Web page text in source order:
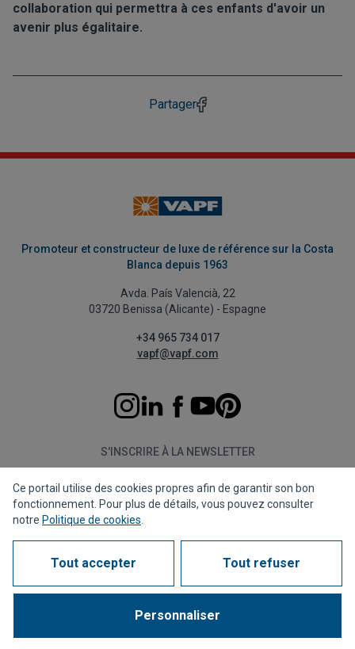
collaboration qui permettra à ces enfants d'avoir un
avenir plus égalitaire.
Partager
Promoteur et constructeur de luxe de référence sur la Costa
Blanca depuis 1963
Avda. País Valencià, 22
03720 Benissa (Alicante) - Espagne
+34 965 734 017
vapf@vapf.com
S'INSCRIRE À LA NEWSLETTER
S'abonner
Politique de confidentialité
Politique de cookies
Avis juridiqueCanal de dénonciationCorporate compliance
1963 - 2026 © Tous droits réservés
Ce portail utilise des cookies propres afin de garantir son bon
fonctionnement. Pour plus de détails, vous pouvez consulter
notre Politique de cookies
Tout accepter Tout refuser
Personnaliser